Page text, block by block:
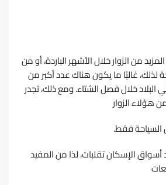
ﻣﻦ اﻟﺰوار ﺧﻼل اﻷﺷﻬﺮ اﻟﺒﺎردة، أو ﻣﻦ
ﻟﺬﻟﻚ، ﻏﺎﻟﺒًﺎ ﻣﺎ ﻳﻜﻮن ﻫﻨﺎك ﻋﺪد أﻛﺒﺮ ﻣﻦ
اﻟﺒﻼد ﺧﻼل ﻓﺼﻞ اﻟﺸﺘﺎء. وﻣﻊ ذﻟﻚ، ﺗﺠﺪر
ﻫﺆﻻء اﻟﺰوار
ﻓﻘﻂ.
اﻹﺳﻜﺎن ﺗﻘﻠﺒﺎت، ﻟﺬا ﻣﻦ اﻟﻤﻔﻴﺪ